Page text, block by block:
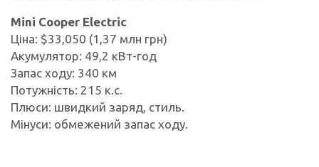
Mini Cooper Electric
Ціна: $33,050 (1,37 млн грн)
Акумулятор: 49,2 кВт-год
Запас ходу: 340 км
Потужність: 215 к.с.
Плюси: швидкий заряд, стиль.
Мінуси: обмежений запас ходу.